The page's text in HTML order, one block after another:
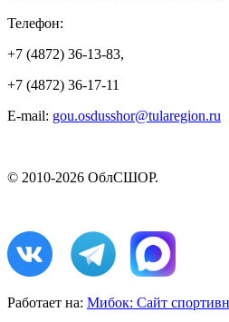
Телефон:
+7 (4872) 36-13-83,
+7 (4872) 36-17-11
E-mail: gou.osdusshor@tularegion.ru
© 2010-2026 ОблСШОР.
Работает на: Мибок: Сайт